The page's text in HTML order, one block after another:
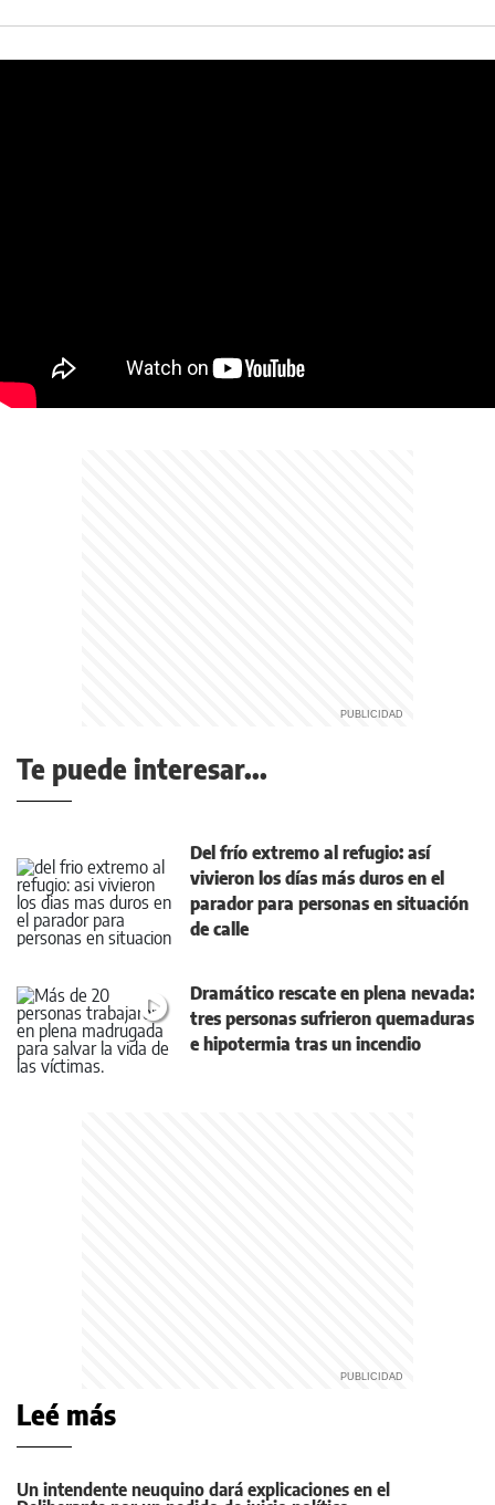
Te puede interesar...
Del frío extremo al refugio: así
vivieron los días más duros en el
parador para personas en situación
de calle
Dramático rescate en plena nevada:
tres personas sufrieron quemaduras
e hipotermia tras un incendio
Leé más
Un intendente neuquino dará explicaciones en el